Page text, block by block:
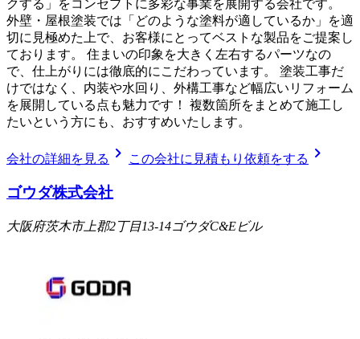
クする」をコンセプトに多彩な事業を展開する会社です。
外壁・屋根塗装では「どのような塗料が適しているか」を適
切に見極めた上で、お客様にとってベストな製品をご提案し
ております。 住まいの印象を大きく左右するパーツなの
で、仕上がりには徹底的にこだわっています。 塗装工事だ
けではなく、内装や水回り、外構工事など幅広いリフォーム
を展開している点も魅力です！ 複数箇所をまとめて施工し
たいという方にも、おすすめいたします。
会社の詳細を見る chevron_right この会社に見積もり依頼をする chevron_right
ゴウダ株式会社
大阪府茨木市上郡2丁目13-14ゴウダC&Eビル